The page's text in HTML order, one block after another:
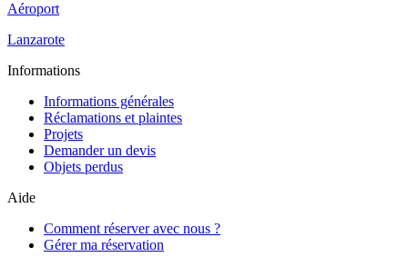
Aéroport
Lanzarote
Informations
Informations générales
Réclamations et plaintes
Projets
Demander un devis
Objets perdus
Aide
Comment réserver avec nous ?
Gérer ma réservation